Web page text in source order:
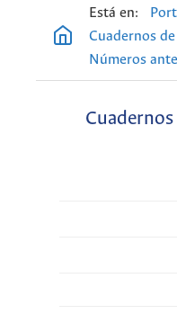
Está en:
Cuadernos
Números